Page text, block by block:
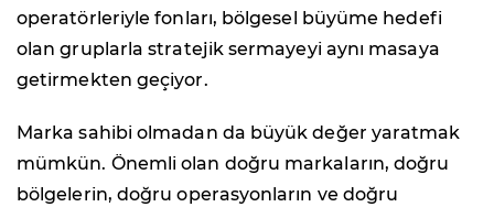
operatörleriyle fonları, bölgesel büyüme hedefi
olan gruplarla stratejik sermayeyi aynı masaya
getirmekten geçiyor.
Marka sahibi olmadan da büyük değer yaratmak
mümkün. Önemli olan doğru markaların, doğru
bölgelerin, doğru operasyonların ve doğru